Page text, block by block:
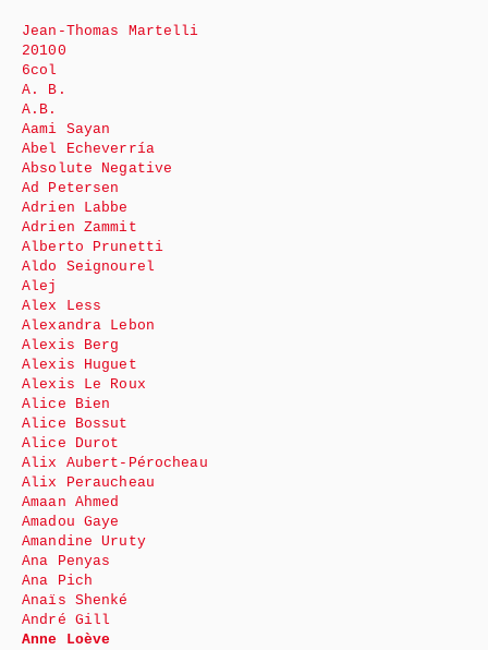
Jean-Thomas Martelli
20100
6col
A. B.
A.B.
Aami Sayan
Abel Echeverría
Absolute Negative
Ad Petersen
Adrien Labbe
Adrien Zammit
Alberto Prunetti
Aldo Seignourel
Alej
Alex Less
Alexandra Lebon
Alexis Berg
Alexis Huguet
Alexis Le Roux
Alice Bien
Alice Bossut
Alice Durot
Alix Aubert-Pérocheau
Alix Peraucheau
Amaan Ahmed
Amadou Gaye
Amandine Uruty
Ana Penyas
Ana Pich
Anaïs Shenké
André Gill
Anne Loève